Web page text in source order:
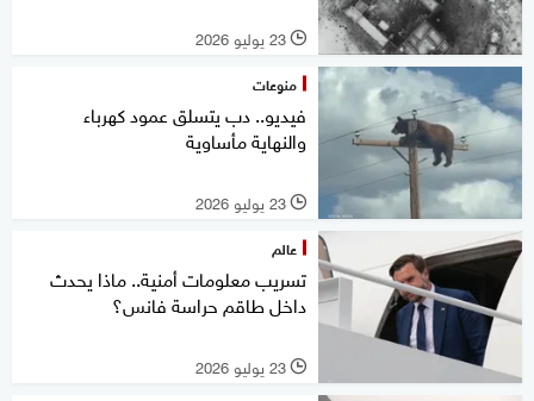
l 23 يوليو 2026
منوعات
فيديو.. دب يتسلق عمود كهرباء
والنهاية مأساوية
l 23 يوليو 2026
عالم
تسريب معلومات أمنية.. ماذا يحدث
داخل طاقم حراسة فانس؟
l 23 يوليو 2026